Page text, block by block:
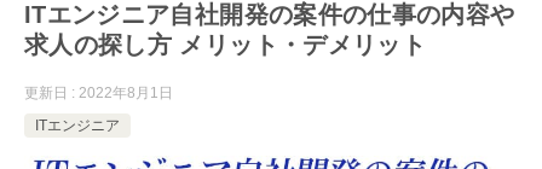
ITエンジニア自社開発の案件の仕事の内容や
求人の探し方 メリット・デメリット
更新日 : 2022年8月1日
ITエンジニア